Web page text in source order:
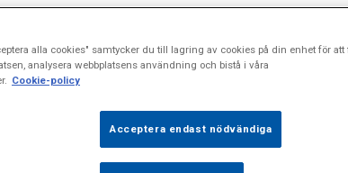
för
alla cookies" samtycker du till lagring av cookies på din enhet för att
analysera webbplatsens användning och bistå i våra
Cookie-policy
Acceptera endast nödvändiga